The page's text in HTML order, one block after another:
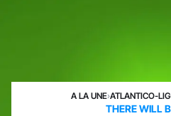
A LA UNE›ATLANTICO-
THERE WILL